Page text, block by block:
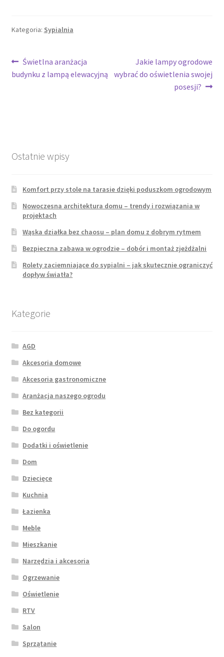
Kategoria: Sypialnia
Nawigacja
wpisu
Poprzedni
wpis:
Świetlna aranżacja
budynku z lampą elewacyjną
Następny
wpis:
Jakie lampy ogrodowe
wybrać do oświetlenia swojej
posesji?
Ostatnie wpisy
Komfort przy stole na tarasie dzięki poduszkom ogrodowym
Nowoczesna architektura domu – trendy i rozwiązania w
projektach
Wąska działka bez chaosu – plan domu z dobrym rytmem
Bezpieczna zabawa w ogrodzie – dobór i montaż zjeżdżalni
Rolety zaciemniające do sypialni – jak skutecznie ograniczyć
dopływ światła?
Kategorie
AGD
Akcesoria domowe
Akcesoria gastronomiczne
Aranżacja naszego ogrodu
Bez kategorii
Do ogordu
Dodatki i oświetlenie
Dom
Dziecięce
Kuchnia
Łazienka
Meble
Mieszkanie
Narzędzia i akcesoria
Ogrzewanie
Oświetlenie
RTV
Salon
Sprzątanie